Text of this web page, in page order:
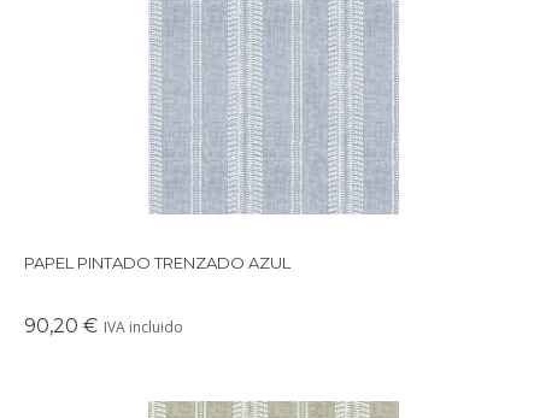
Papel pintado con un dibujo único que simula un bordado
hacho manualmente.
PAPEL PINTADO TRENZADO AZUL
90,20 € IVA incluido